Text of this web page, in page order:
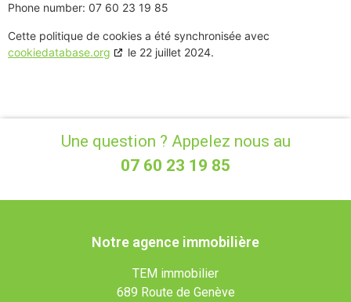
Phone number: 07 60 23 19 85
Cette politique de cookies a été synchronisée avec
cookiedatabase.org
le 22 juillet 2024.
Une question ? Appelez nous au
07 60 23 19 85
Notre agence immobilière
TEM immobilier
689 Route de Genève